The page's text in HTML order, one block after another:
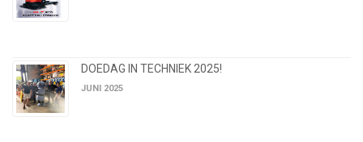
DOEDAG IN TECHNIEK 2025!
JUNI 2025